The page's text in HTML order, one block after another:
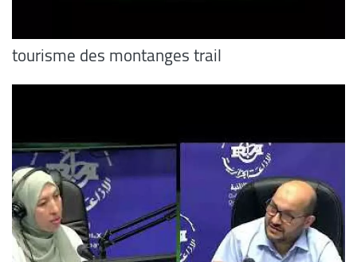
tourisme des montanges trail